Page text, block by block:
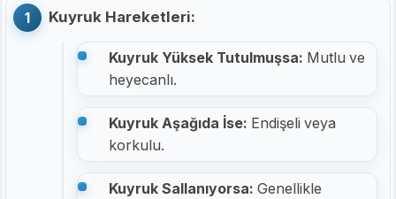
Kuyruk Hareketleri:
Kuyruk Yüksek Tutulmuşsa: Mutlu ve
heyecanlı.
Kuyruk Aşağıda İse: Endişeli veya
korkulu.
Kuyruk Sallanıyorsa: Genellikle